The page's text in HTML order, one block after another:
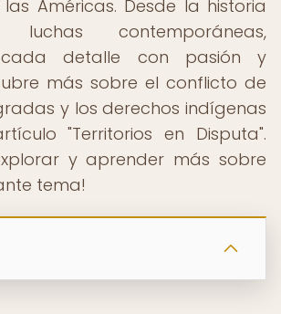
Américas. Desde la historia
contemporáneas,
cada detalle con pasión y
más sobre el conflicto de
y los derechos indígenas
"Territorios en Disputa".
y aprender más sobre
tema!